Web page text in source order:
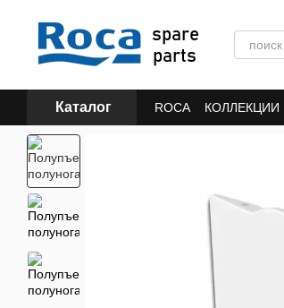
Каталог ROCA КОЛЛЕКЦИИ